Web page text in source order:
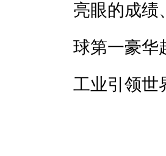
亮眼的成绩
球第一豪华
工业引领世